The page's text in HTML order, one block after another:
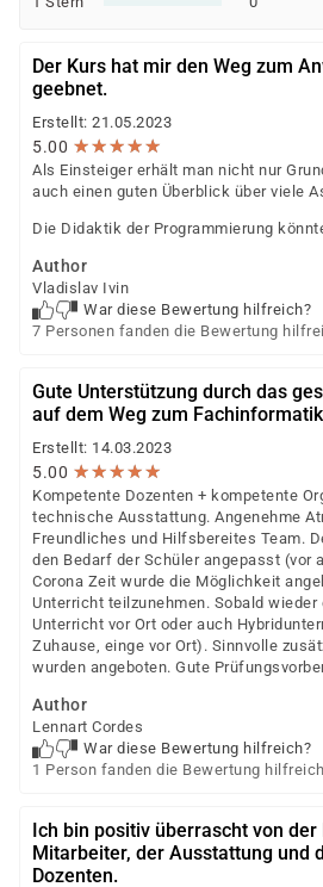
Der Kurs hat mir den Weg zum
geebnet.
Erstellt: 21.05.2023
5.00 ★★★★★
★★★★★
Als Einsteiger erhält man nicht nur
auch einen guten Überblick über viele
Die Didaktik der Programmierung
Author
Vladislav Ivin
War diese Bewertung hilfreich?
7 Personen fanden die Bewertung
Gute Unterstützung durch das
auf dem Weg zum
Erstellt: 14.03.2023
5.00 ★★★★★
★★★★★
Kompetente Dozenten + kompetente
technische Ausstattung. Angenehme
Freundliches und Hilfsbereites Team.
den Bedarf der Schüler angepasst (vor
Corona Zeit wurde die Möglichkeit
Unterricht teilzunehmen. Sobald
Unterricht vor Ort oder auch
Zuhause, einge vor Ort). Sinnvolle
wurden angeboten. Gute
Author
Lennart Cordes
War diese Bewertung hilfreich?
1 Person fanden die Bewertung hilfreich
Ich bin positiv überrascht von
Mitarbeiter, der Ausstattung und
Dozenten.